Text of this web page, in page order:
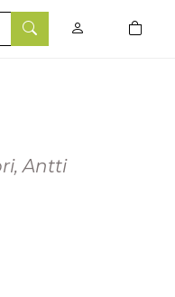
Hae
0
Antti